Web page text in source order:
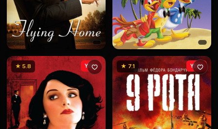
★ 5.8 YENİ ★ 7.1 YENİ